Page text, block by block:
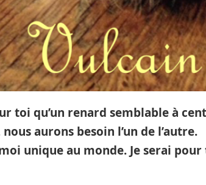
toi qu’un renard semblable à
aurons besoin l’un de l’autre.
unique au monde. Je serai